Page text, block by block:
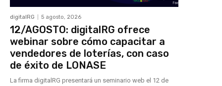
digitalRG 5 agosto, 2026
12/AGOSTO: digitalRG ofrece
webinar sobre cómo capacitar a
vendedores de loterías, con caso
de éxito de LONASE
La firma digitalRG presentará un seminario web el 12 de